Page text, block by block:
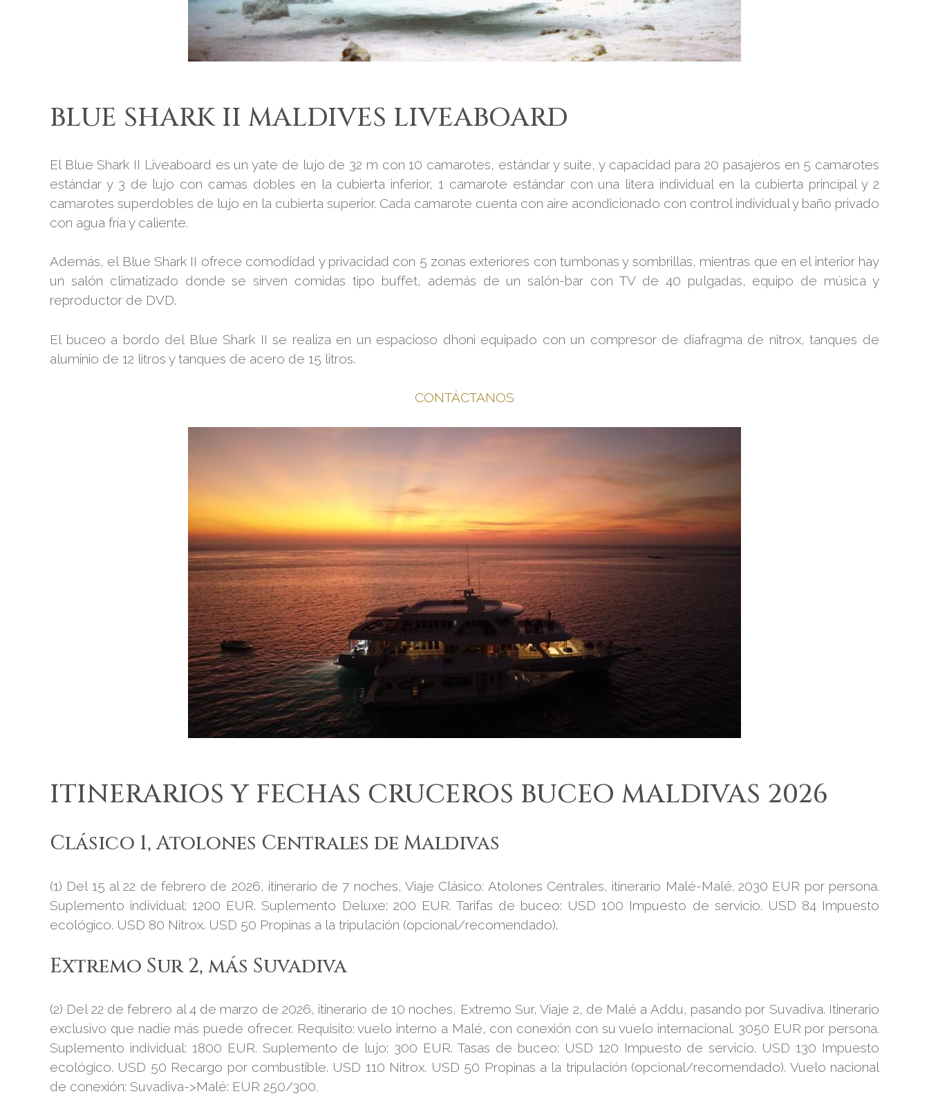
BLUE SHARK II MALDIVES LIVEABOARD
El Blue Shark II Liveaboard es un yate de lujo de 32 m con 10 camarotes, estándar y suite, y capacidad para 20 pasajeros en 5 camarotes
estándar y 3 de lujo con camas dobles en la cubierta inferior, 1 camarote estándar con una litera individual en la cubierta principal y 2
camarotes superdobles de lujo en la cubierta superior. Cada camarote cuenta con aire acondicionado con control individual y baño privado
con agua fría y caliente.
Además, el Blue Shark II ofrece comodidad y privacidad con 5 zonas exteriores con tumbonas y sombrillas, mientras que en el interior hay
un salón climatizado donde se sirven comidas tipo buffet, además de un salón-bar con TV de 40 pulgadas, equipo de música y
reproductor de DVD.
El buceo a bordo del Blue Shark II se realiza en un espacioso dhoni equipado con un compresor de diafragma de nitrox, tanques de
aluminio de 12 litros y tanques de acero de 15 litros.
CONTÁCTANOS
ITINERARIOS Y FECHAS CRUCEROS BUCEO MALDIVAS 2026
Clásico 1, Atolones Centrales de Maldivas
(1) Del 15 al 22 de febrero de 2026, itinerario de 7 noches, Viaje Clásico: Atolones Centrales, itinerario Malé-Malé. 2030 EUR por persona.
Suplemento individual: 1200 EUR. Suplemento Deluxe: 200 EUR. Tarifas de buceo: USD 100 Impuesto de servicio. USD 84 Impuesto
ecológico. USD 80 Nitrox. USD 50 Propinas a la tripulación (opcional/recomendado).
Extremo Sur 2, más Suvadiva
(2) Del 22 de febrero al 4 de marzo de 2026, itinerario de 10 noches, Extremo Sur, Viaje 2, de Malé a Addu, pasando por Suvadiva. Itinerario
exclusivo que nadie más puede ofrecer. Requisito: vuelo interno a Malé, con conexión con su vuelo internacional. 3050 EUR por persona.
Suplemento individual: 1800 EUR. Suplemento de lujo: 300 EUR. Tasas de buceo: USD 120 Impuesto de servicio. USD 130 Impuesto
ecológico. USD 50 Recargo por combustible. USD 110 Nitrox. USD 50 Propinas a la tripulación (opcional/recomendado). Vuelo nacional
de conexión: Suvadiva->Malé: EUR 250/300.